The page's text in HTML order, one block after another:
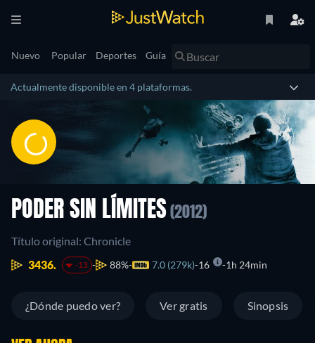
Nuevo Popular Deportes Guía
Actualmente disponible en 4 plataformas.
PODER SIN LÍMITES (2012)
Título original: Chronicle
3436.
-13 88% 7.0 (279k) 16 1h 24min
¿Dónde puedo ver? Ver gratis Sinopsis